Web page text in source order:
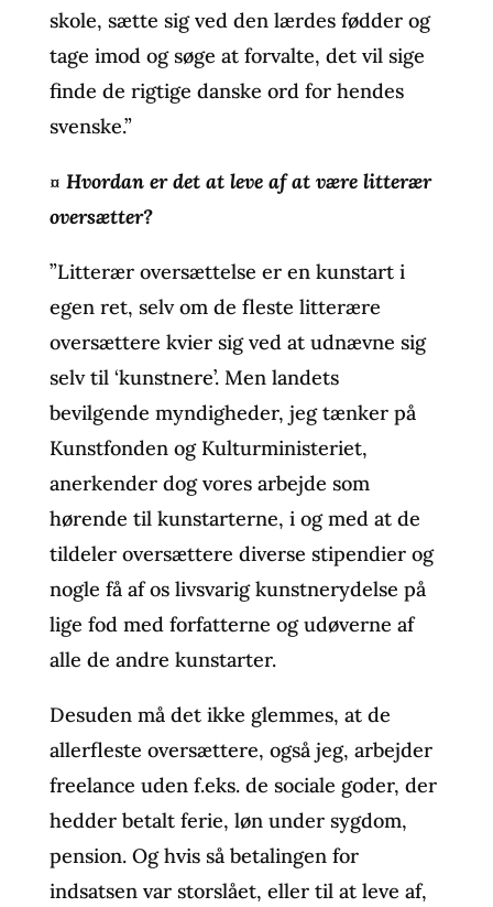
skole, sætte sig ved den lærdes fødder og
tage imod og søge at forvalte, det vil sige
finde de rigtige danske ord for hendes
svenske.”
¤ Hvordan er det at leve af at være litterær
oversætter?
”Litterær oversættelse er en kunstart i
egen ret, selv om de fleste litterære
oversættere kvier sig ved at udnævne sig
selv til ‘kunstnere’. Men landets
bevilgende myndigheder, jeg tænker på
Kunstfonden og Kulturministeriet,
anerkender dog vores arbejde som
hørende til kunstarterne, i og med at de
tildeler oversættere diverse stipendier og
nogle få af os livsvarig kunstnerydelse på
lige fod med forfatterne og udøverne af
alle de andre kunstarter.
Desuden må det ikke glemmes, at de
allerfleste oversættere, også jeg, arbejder
freelance uden f.eks. de sociale goder, der
hedder betalt ferie, løn under sygdom,
pension. Og hvis så betalingen for
indsatsen var storslået, eller til at leve af,